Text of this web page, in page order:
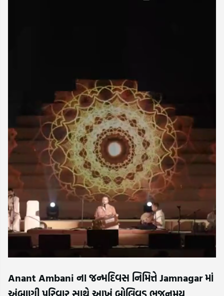
Anant Ambani ના જન્મદિવસ નિમિત્તે Jamnagar માં